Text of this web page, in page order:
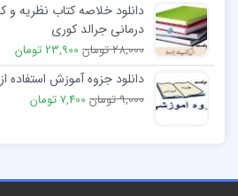
دانلود خلاصه کتاب نظریه و
درمانی جرالد کوری
28,000 تومان 23,900 تومان
دانلود جزوه آموزش استفاده
9,000 تومان 7,400 تومان